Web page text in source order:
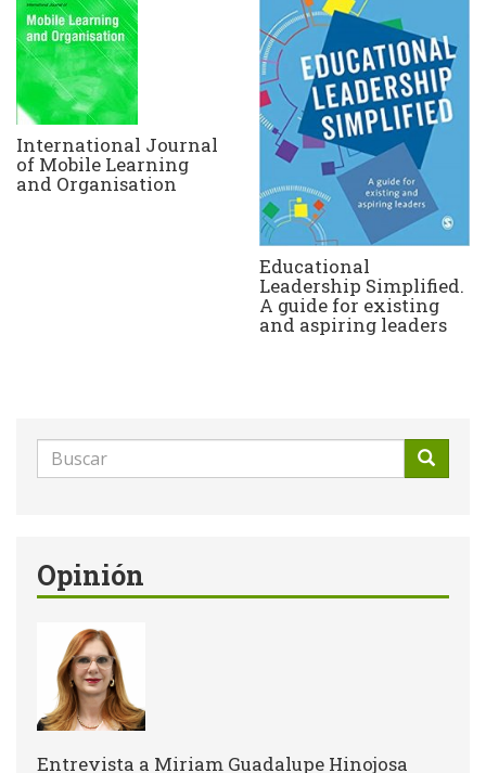
International Journal
of Mobile Learning
and Organisation
Educational
Leadership Simplified.
A guide for existing
and aspiring leaders
Formulario
de
Opinión
Entrevista a Miriam Guadalupe Hinojosa